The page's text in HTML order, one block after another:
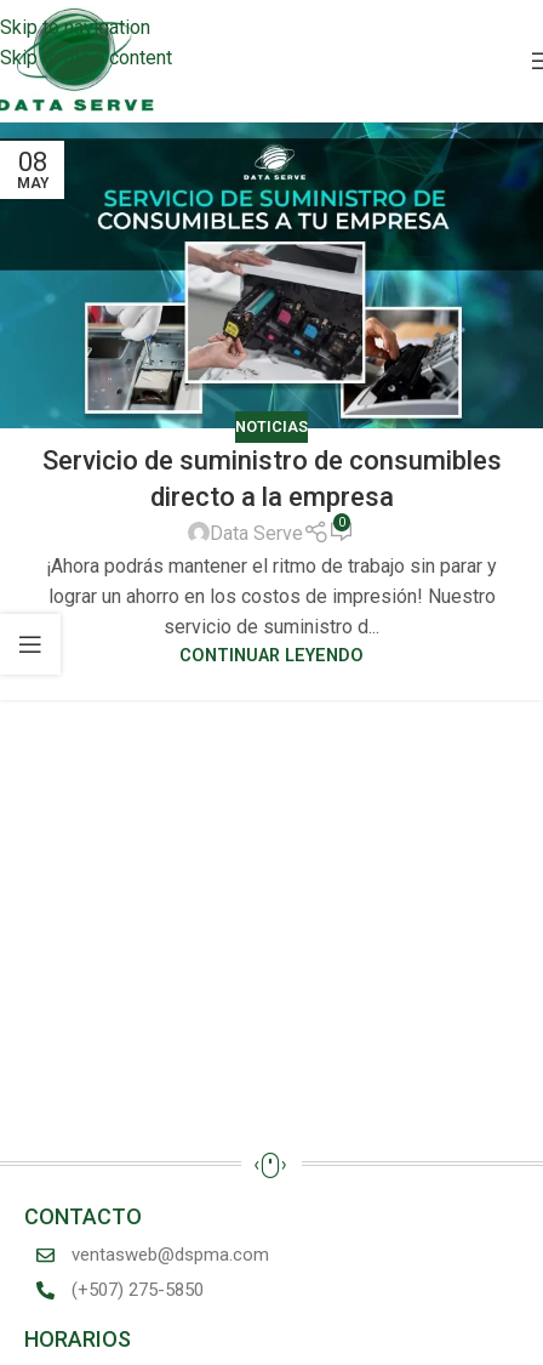
Skip to navigation
Skip to main content
08
MAY
NOTICIAS
Servicio de suministro de consumibles
directo a la empresa
Data Serve 0
¡Ahora podrás mantener el ritmo de trabajo sin parar y
lograr un ahorro en los costos de impresión! Nuestro
servicio de suministro d...
CONTINUAR LEYENDO
CONTACTO
ventasweb@dspma.com
(+507) 275-5850
HORARIOS